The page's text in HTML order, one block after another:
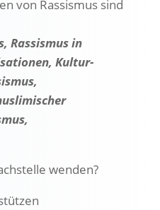
von Rassismus sind
Rassismus in
Kultur-
wenden?